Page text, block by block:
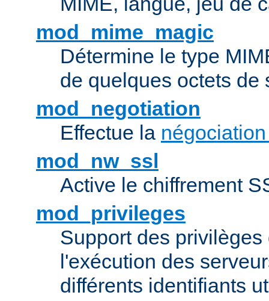
mod_mime_magic
Détermine le type
de quelques octets de
mod_negotiation
Effectue la
mod_nw_ssl
Active le chiffrement
mod_privileges
Support des
l'exécution des
différents identifiants